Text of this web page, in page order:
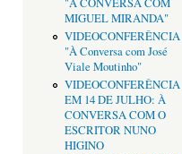
"À CONVERSA COM
MIGUEL MIRANDA"
VIDEOCONFERÊNCIA
"À Conversa com José
Viale Moutinho"
VIDEOCONFERÊNCIA
EM 14 DE JULHO: À
CONVERSA COM O
ESCRITOR NUNO
HIGINO